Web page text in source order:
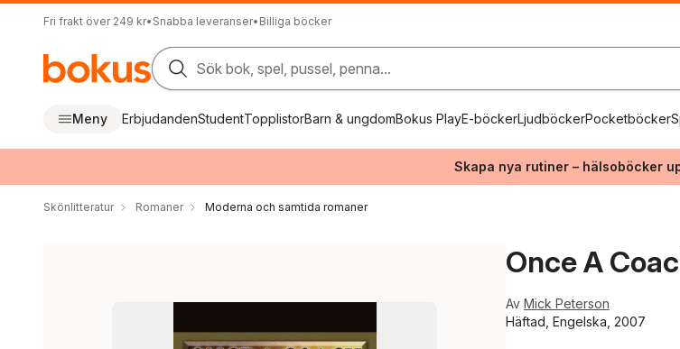
Fri frakt över 249 kr• Snabba leveranser• Billiga böcker
Sök bok, spel, pussel, penna...
Meny ErbjudandenStudentTopplistorBarn & ungdomBokus PlayE-böckerLjudböckerPocketböcker
Skapa nya rutiner – hälsoböcker
Skönlitteratur Romaner Moderna och samtida romaner
Once A
Av Mick Peterson
Häftad, Engelska, 2007